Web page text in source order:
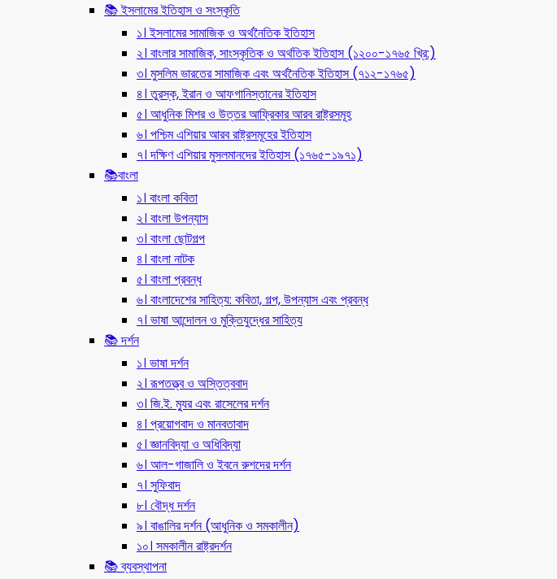
📚 ইসলামের ইতিহাস ও সংস্কৃতি
১। ইসলামের সামাজিক ও অর্থনৈতিক ইতিহাস
২। বাংলার সামাজিক, সাংস্কৃতিক ও অর্থতিক ইতিহাস (১২০০-১৭৬৫ খ্রি:)
৩। মুসলিম ভারতের সামাজিক এবং অর্থনৈতিক ইতিহাস (৭১২-১৭৬৫)
৪। তুরস্ক, ইরান ও আফগানিস্তানের ইতিহাস
৫। আধুনিক মিশর ও উত্তর আফ্রিকার আরব রাষ্ট্রসমূহ
৬। পশ্চিম এশিয়ার আরব রাষ্ট্রসমূহের ইতিহাস
৭। দক্ষিণ এশিয়ার মুসলমানদের ইতিহাস (১৭৬৫-১৯৭১)
📚বাংলা
১। বাংলা কবিতা
২। বাংলা উপন্যাস
৩। বাংলা ছোটগল্প
৪। বাংলা নাটক
৫। বাংলা প্রবন্ধ
৬। বাংলাদেশের সাহিত্য: কবিতা, গল্প, উপন্যাস এবং প্রবন্ধ
৭। ভাষা আন্দোলন ও মুক্তিযুদ্ধের সাহিত্য
📚 দর্শন
১। ভাষা দর্শন
২। রূপতত্ত্ব ও অস্তিত্ববাদ
৩। জি.ই. ম্যুর এবং রাসেলের দর্শন
৪। প্রয়োগবাদ ও মানবতাবাদ
৫। জ্ঞানবিদ্যা ও অধিবিদ্যা
৬। আল-গাজালি ও ইবনে রুশদের দর্শন
৭। সুফিবাদ
৮। বৌদ্ধ দর্শন
৯। বাঙালির দর্শন (আধুনিক ও সমকালীন)
১০। সমকালীন রাষ্ট্রদর্শন
📚 ব্যবস্থাপনা